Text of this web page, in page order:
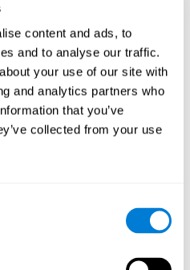
content and ads, to
and to analyse our traffic.
your use of our site with
and analytics partners who
that you’ve
collected from your use
ein Hinweis darauf, dass die
oder die Europäische
als medizinisches Gerät
Krankheit zu diagnostizieren,
Wir übernehmen
Zuverlässigkeit,
korrekte Nutzung der
gesunde Urteilsvermögen und